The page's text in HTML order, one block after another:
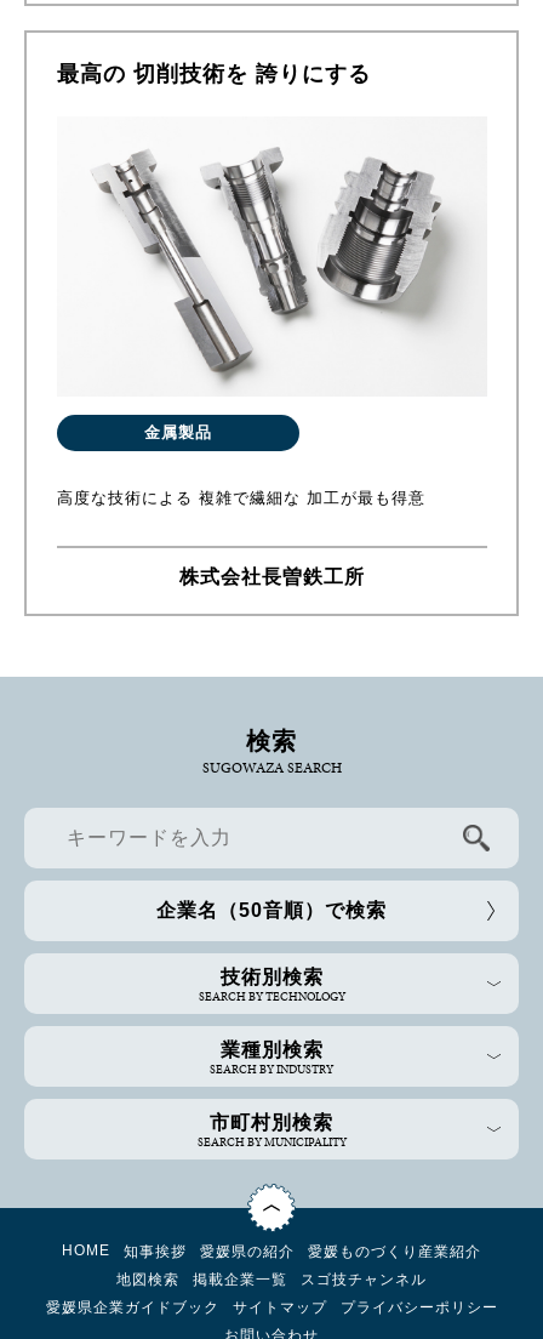
最高の 切削技術を 誇りにする
金属製品
高度な技術による 複雑で繊細な 加工が最も得意
株式会社長曽鉄工所
検索
SUGOWAZA SEARCH
企業名（50音順）で検索
技術別検索
SEARCH BY TECHNOLOGY
業種別検索
SEARCH BY INDUSTRY
市町村別検索
SEARCH BY MUNICIPALITY
HOME 知事挨拶 愛媛県の紹介
愛媛ものづくり産業紹介
地図検索
掲載企業一覧
スゴ技チャンネル
愛媛県企業ガイドブック
サイトマップ
プライバシーポリシー